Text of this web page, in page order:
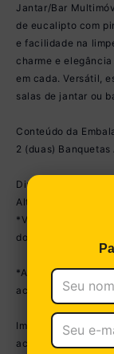
Jantar/Bar
de eucalipto com
e facilidade na
charme e
em cada. Versátil,
salas de jantar ou
Conteúdo da
2 (duas) Banquetas
Dimensões do
Altura: 105,6cm |
*Você pode
do produto.
*As cores do
acordo com as
Imagem
acompanham o